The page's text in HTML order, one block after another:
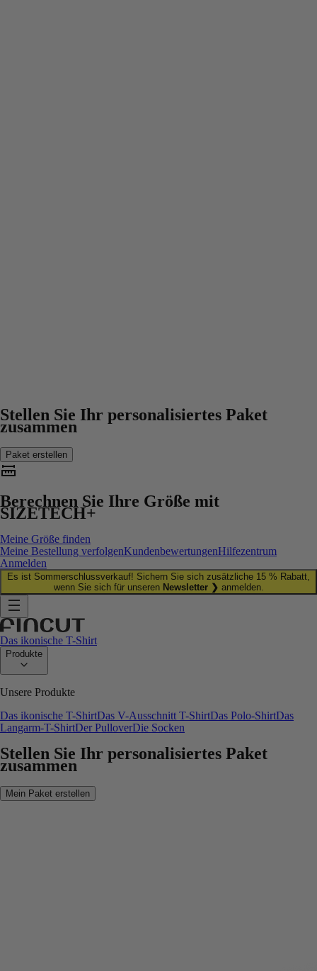
Stellen Sie Ihr personalisiertes Paket
zusammen
Paket erstellen
Berechnen Sie Ihre Größe mit
SIZETECH+
Meine Größe finden
Meine Bestellung verfolgenKundenbewertungenHilfezentrum
Anmelden
Es ist Sommerschlussverkauf! Sichern Sie sich zusätzliche 15 % Rabatt,
wenn Sie sich für unseren Newsletter ❯ anmelden.
Das ikonische T-Shirt
Produkte
Unsere Produkte
Das ikonische T-ShirtDas V-Ausschnitt T-ShirtDas Polo-ShirtDas
Langarm-T-ShirtDer PulloverDie Socken
Stellen Sie Ihr personalisiertes Paket
zusammen
Mein Paket erstellen